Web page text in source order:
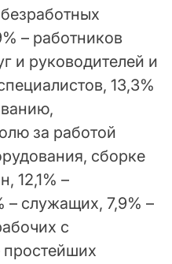
– работников
и руководителей и
13,3%
за работой
сборке
12,1% –
– служащих, 7,9% –
с
простейших